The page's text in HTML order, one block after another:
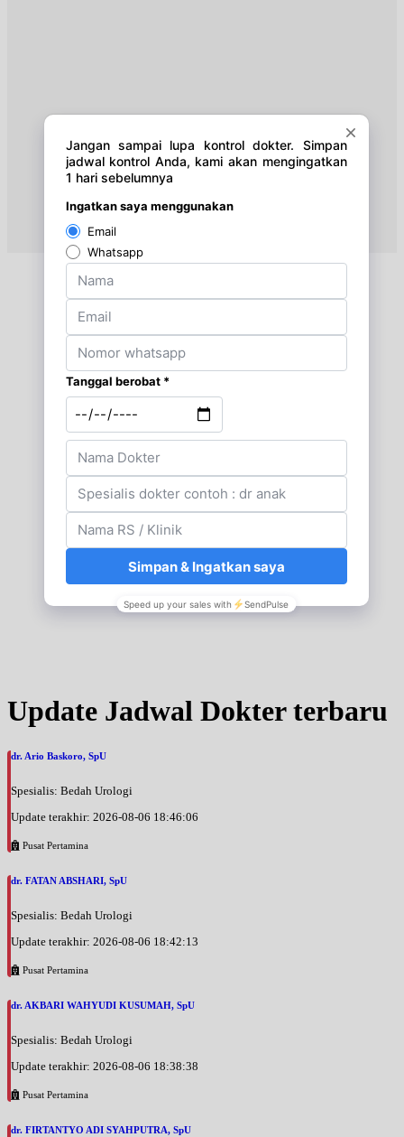
Update Jadwal Dokter terbaru
dr. Ario Baskoro, SpU
Spesialis: Bedah Urologi
Update terakhir: 2026-08-06 18:46:06
Pusat Pertamina
dr. FATAN ABSHARI, SpU
Spesialis: Bedah Urologi
Update terakhir: 2026-08-06 18:42:13
Pusat Pertamina
dr. AKBARI WAHYUDI KUSUMAH, SpU
Spesialis: Bedah Urologi
Update terakhir: 2026-08-06 18:38:38
Pusat Pertamina
dr. FIRTANTYO ADI SYAHPUTRA, SpU